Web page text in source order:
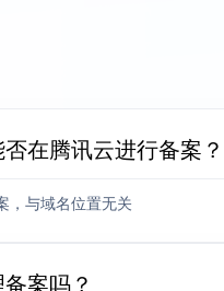
在腾讯云进行备案？
，与域名位置无关
案吗？